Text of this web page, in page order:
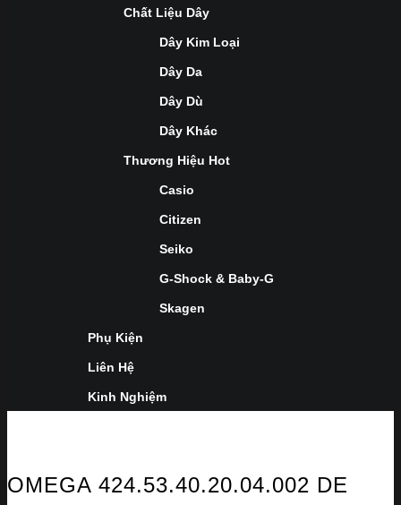
Chất Liệu Dây
Dây Kim Loại
Dây Da
Dây Dù
Dây Khác
Thương Hiệu Hot
Casio
Citizen
Seiko
G-Shock & Baby-G
Skagen
Phụ Kiện
Liên Hệ
Kinh Nghiệm
OMEGA 424.53.40.20.04.002 DE